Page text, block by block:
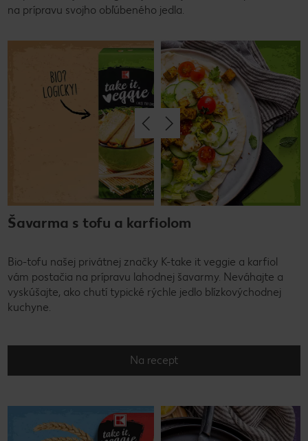
na prípravu svojho obľúbeného jedla.
Šavarma s tofu a karfiolom
Bio-tofu našej privátnej značky K-take it veggie a karfiol
vám postačia na prípravu lahodnej šavarmy. Neváhajte a
vyskúšajte, ako chutí typické rýchle jedlo blízkovýchodnej
kuchyne.
Na recept